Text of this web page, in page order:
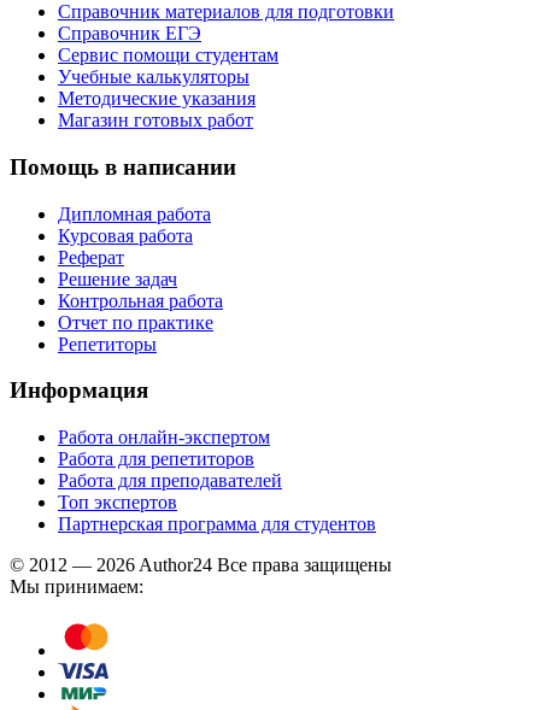
Справочник материалов для подготовки
Справочник ЕГЭ
Сервис помощи студентам
Учебные калькуляторы
Методические указания
Магазин готовых работ
Помощь в написании
Дипломная работа
Курсовая работа
Реферат
Решение задач
Контрольная работа
Отчет по практике
Репетиторы
Информация
Работа онлайн-экспертом
Работа для репетиторов
Работа для преподавателей
Топ экспертов
Партнерская программа для студентов
© 2012 — 2026 Author24 Все права защищены
Мы принимаем: